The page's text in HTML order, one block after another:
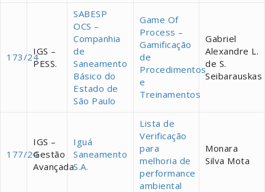
173/24IGS –
PESS.
SABESP
OCS –
Companhia
de
Saneamento
Básico do
Estado de
São Paulo
Game Of
Process –
Gamificação
de
Procedimentos
e
Treinamentos
Gabriel
Alexandre L.
de S.
Seibarauskas
177/24
IGS –
Gestão
Avançada
Iguá
Saneamento
S.A.
Lista de
Verificação
para
melhoria de
performance
ambiental
Monara
Silva Mota